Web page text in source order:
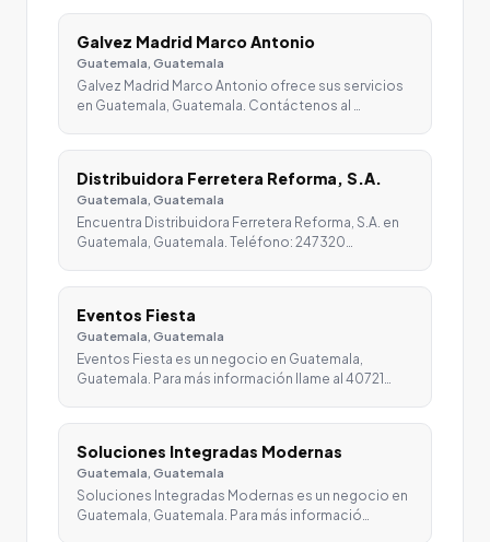
Galvez Madrid Marco Antonio
Guatemala, Guatemala
Galvez Madrid Marco Antonio ofrece sus servicios
en Guatemala, Guatemala. Contáctenos al …
Distribuidora Ferretera Reforma, S.A.
Guatemala, Guatemala
Encuentra Distribuidora Ferretera Reforma, S.A. en
Guatemala, Guatemala. Teléfono: 247320…
Eventos Fiesta
Guatemala, Guatemala
Eventos Fiesta es un negocio en Guatemala,
Guatemala. Para más información llame al 40721…
Soluciones Integradas Modernas
Guatemala, Guatemala
Soluciones Integradas Modernas es un negocio en
Guatemala, Guatemala. Para más informació…